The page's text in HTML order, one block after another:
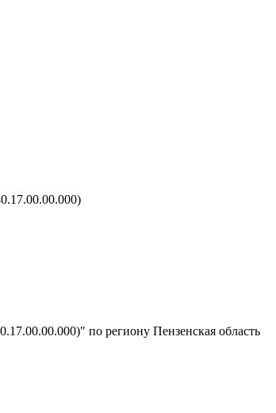
по региону Пензенская область